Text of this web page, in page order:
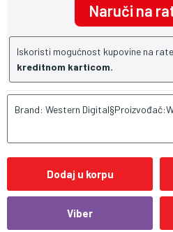
Naruči na
Iskoristi mogućnost kupovine na rate
kreditnom karticom.
Brand: Western
Dodaj u korpu
Viber